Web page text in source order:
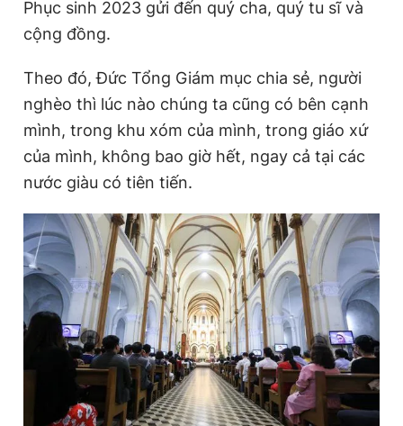
Đọc Thanh Niên trên điện thoại
Theo dõi báo trên
Hotline
0906 645 777
Liên hệ quảng cáo
0908 780 404
Đặt báo Quảng cáo RSS Tòa soạn Chính sách bảo
Tổng biên tập: Nguyễn Ngọc Toàn
Phó tổng biên tập thường trực: Hải Thành
Phó tổng biên tập: Lâm Hiếu Dũng
Phục sinh 2023 gửi đến quý cha, quý tu sĩ và
cộng đồng.
Theo đó, Đức Tổng Giám mục chia sẻ, người
nghèo thì lúc nào chúng ta cũng có bên cạnh
mình, trong khu xóm của mình, trong giáo xứ
của mình, không bao giờ hết, ngay cả tại các
nước giàu có tiên tiến.